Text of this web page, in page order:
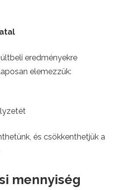
eredményekre
elemezzük:
és csökkenthetjük a
mennyiség